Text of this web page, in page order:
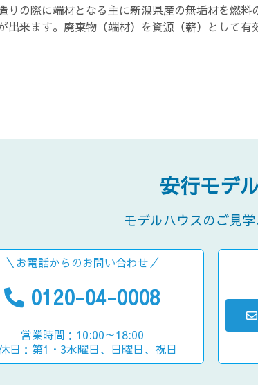
りの際に端材となる主に新潟県産の無垢材を燃
出来ます。廃棄物（端材）を資源（薪）として
安行モデ
モデルハウスのご見学
＼お電話からのお問い合わせ／
0120-04-0008
営業時間：10:00～18:00
日：第1・3水曜日、日曜日、祝日